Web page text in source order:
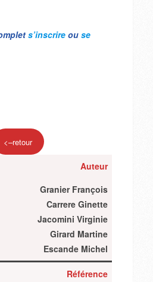
s’inscrireou se
<–retour
Auteur
Granier François
Carrere Ginette
Jacomini Virginie
Girard Martine
Escande Michel
Référence